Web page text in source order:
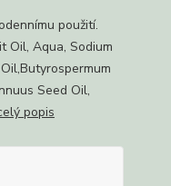
použití.
Oil, Aqua, Sodium
Seed Oil,
popis